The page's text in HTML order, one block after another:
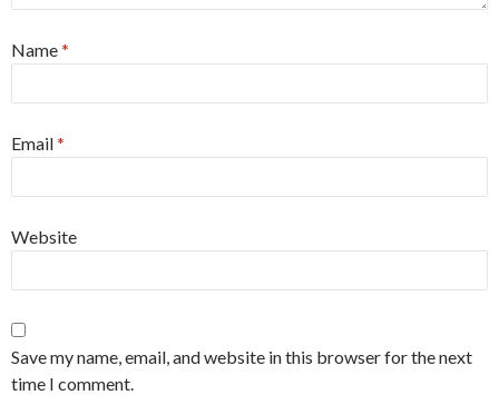
Name*
Email*
Website
Save my name, email, and website in this browser for the next
time I comment.